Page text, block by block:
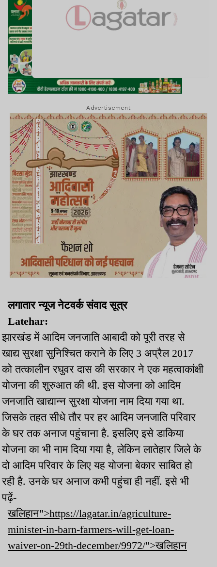
Advertisement
लगातार न्यूज नेटवर्क संवाद सूत्र
Latehar:
झारखंड में आदिम जनजाति आबादी को पूरी तरह से
खाद्य सुरक्षा सुनिश्चित कराने के लिए 3 अप्रैल 2017
को तत्कालीन रघुवर दास की सरकार ने एक महत्वाकांक्षी
योजना की शुरुआत की थी. इस योजना को आदिम
जनजाति खाद्यान्न सुरक्षा योजना नाम दिया गया था.
जिसके तहत सीधे तौर पर हर आदिम जनजाति परिवार
के घर तक अनाज पहुंचाना है. इसलिए इसे डाकिया
योजना का भी नाम दिया गया है, लेकिन लातेहार जिले के
दो आदिम परिवार के लिए यह योजना बेकार साबित हो
रही है. उनके घर अनाज कभी पहुंचा ही नहीं. इसे भी
पढ़ें-
खलिहान">https://lagatar.in/agriculture-
minister-in-barn-farmers-will-get-loan-
waiver-on-29th-december/9972/">खलिहान